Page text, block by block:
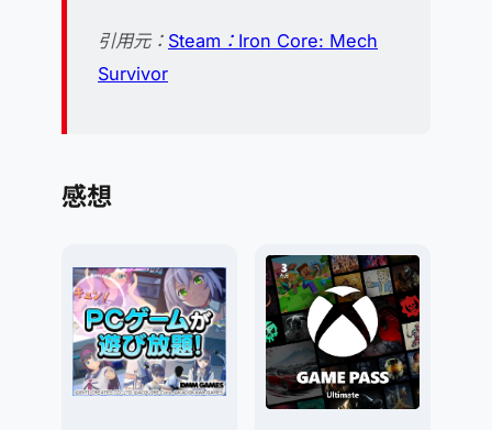
引用元： Steam：Iron Core: Mech
Survivor
感想